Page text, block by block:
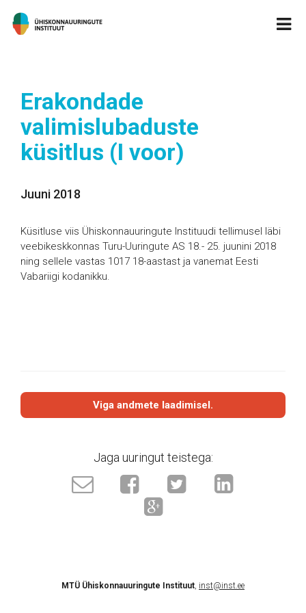
Erakondade
valimislubaduste
küsitlus (I voor)
Juuni 2018
Küsitluse viis Ühiskonnauuringute Instituudi tellimusel läbi
veebikeskkonnas Turu-Uuringute AS 18.- 25. juunini 2018
ning sellele vastas 1017 18-aastast ja vanemat Eesti
Vabariigi kodanikku.
Viga andmete laadimisel.
Jaga uuringut teistega:
MTÜ Ühiskonnauuringute Instituut, inst@inst.ee